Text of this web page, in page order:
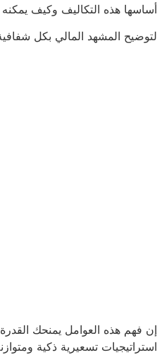
أساسها هذه التكاليف وكيف
لتوضيح المشهد المالي بكل
إن فهم هذه العوامل يمنحك
استراتيجيات تسعيرية ذكية